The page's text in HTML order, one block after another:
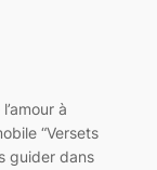
à
“Versets
guider dans